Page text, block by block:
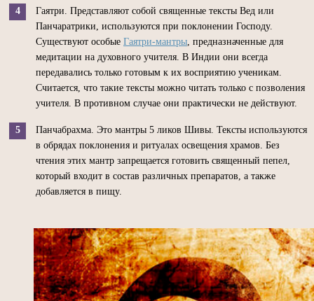
Гаятри. Представляют собой священные тексты Вед или
Панчаратрики, используются при поклонении Господу.
Существуют особые Гаятри-мантры , предназначенные для
медитации на духовного учителя. В Индии они всегда
передавались только готовым к их восприятию ученикам.
Считается, что такие тексты можно читать только с позволения
учителя. В противном случае они практически не действуют.
Панчабрахма. Это мантры 5 ликов Шивы. Тексты используются
в обрядах поклонения и ритуалах освещения храмов. Без
чтения этих мантр запрещается готовить священный пепел,
который входит в состав различных препаратов, а также
добавляется в пищу.